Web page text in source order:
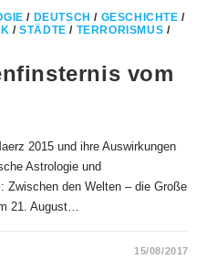
/ DEUTSCH / GESCHICHTE /
/STÄDTE / TERRORISMUS /
vom
2015 und ihre Auswirkungen
Astrologie und
Zwischen den Welten – die Große
21. August…
15/08/2017